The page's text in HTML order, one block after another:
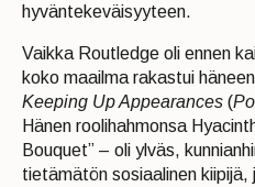
hyväntekeväisyyteen.
Vaikka Routledge oli ennen
koko maailma rakastui
Keeping Up Appearances (
Hänen roolihahmonsa
Bouquet” – oli ylväs,
tietämätön sosiaalinen